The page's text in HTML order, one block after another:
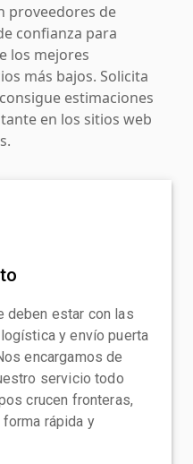
proveedores de
confianza para
los mejores
más bajos. Solicita
estimaciones
en los sitios web
deben estar con las
y envío puerta
encargamos de
servicio todo
crucen fronteras,
rápida y